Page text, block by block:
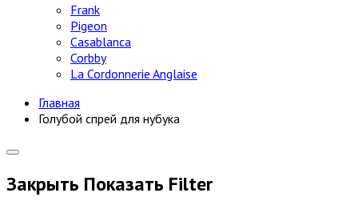
Frank
Pigeon
Casablanca
Corbby
La Cordonnerie Anglaise
Главная
Голубой спрей для нубука
Закрыть Показать Filter